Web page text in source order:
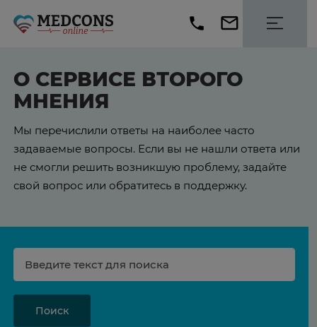
О СЕРВИСЕ ВТОРОГО
МНЕНИЯ
Мы перечислили ответы на наиболее часто
задаваемые вопросы. Если вы не нашли ответа или
не смогли решить возникшую проблему, задайте
свой вопрос или обратитесь в поддержку.
Поиск